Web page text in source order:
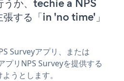
うか、techie a NPS
する「in 'no time'」
Surveyアプリ、または
リNPS Surveyを提供する
うとします。